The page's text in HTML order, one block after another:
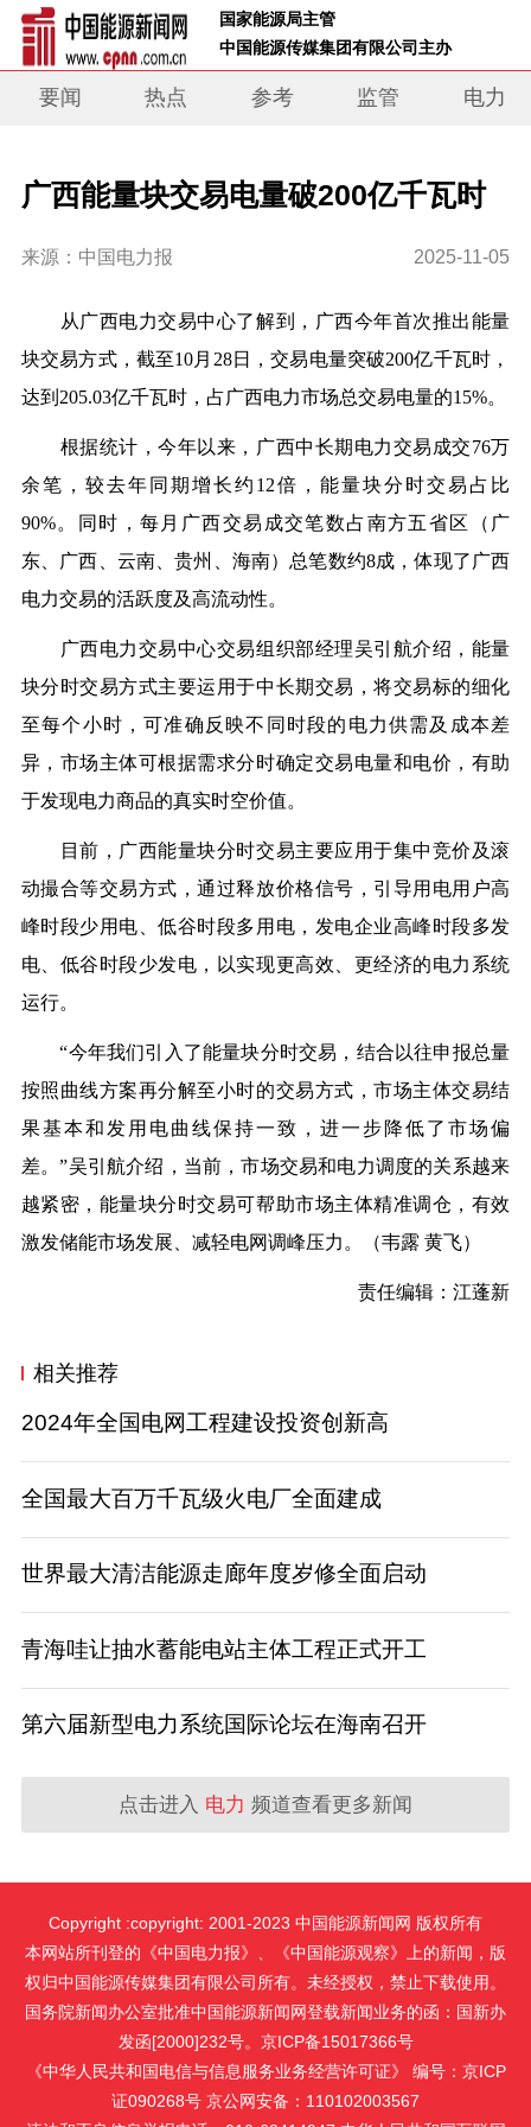
国家能源局主管
中国能源传媒集团有限公司主办
要闻 热点 参考 监管 电力
广西能量块交易电量破200亿千瓦时
来源：中国电力报 2025-11-05
从广西电力交易中心了解到，广西今年首次推出能量
块交易方式，截至10月28日，交易电量突破200亿千瓦时，
达到205.03亿千瓦时，占广西电力市场总交易电量的15%。
根据统计，今年以来，广西中长期电力交易成交76万
余笔，较去年同期增长约12倍，能量块分时交易占比
90%。同时，每月广西交易成交笔数占南方五省区（广
东、广西、云南、贵州、海南）总笔数约8成，体现了广西
电力交易的活跃度及高流动性。
广西电力交易中心交易组织部经理吴引航介绍，能量
块分时交易方式主要运用于中长期交易，将交易标的细化
至每个小时，可准确反映不同时段的电力供需及成本差
异，市场主体可根据需求分时确定交易电量和电价，有助
于发现电力商品的真实时空价值。
目前，广西能量块分时交易主要应用于集中竞价及滚
动撮合等交易方式，通过释放价格信号，引导用电用户高
峰时段少用电、低谷时段多用电，发电企业高峰时段多发
电、低谷时段少发电，以实现更高效、更经济的电力系统
运行。
“今年我们引入了能量块分时交易，结合以往申报总量
按照曲线方案再分解至小时的交易方式，市场主体交易结
果基本和发用电曲线保持一致，进一步降低了市场偏
差。”吴引航介绍，当前，市场交易和电力调度的关系越来
越紧密，能量块分时交易可帮助市场主体精准调仓，有效
激发储能市场发展、减轻电网调峰压力。（韦露 黄飞）
责任编辑：江蓬新
相关推荐
2024年全国电网工程建设投资创新高
全国最大百万千瓦级火电厂全面建成
世界最大清洁能源走廊年度岁修全面启动
青海哇让抽水蓄能电站主体工程正式开工
第六届新型电力系统国际论坛在海南召开
点击进入 电力 频道查看更多新闻
Copyright :copyright: 2001-2023 中国能源新闻网 版权所有
本网站所刊登的《中国电力报》、《中国能源观察》上的新闻，版
权归中国能源传媒集团有限公司所有。未经授权，禁止下载使用。
国务院新闻办公室批准中国能源新闻网登载新闻业务的函：国新办
发函[2000]232号。京ICP备15017366号
《中华人民共和国电信与信息服务业务经营许可证》 编号：京ICP
证090268号 京公网安备：110102003567